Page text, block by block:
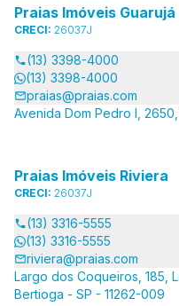
Praias Imóveis Guarujá
CRECI: 26037J
(13) 3398-4000
(13) 3398-4000
praias@praias.com
Avenida Dom Pedro I,
Praias Imóveis Riviera
CRECI: 26037J
(13) 3316-5555
(13) 3316-5555
riviera@praias.com
Largo dos Coqueiros, 185,
Bertioga - SP - 11262-009